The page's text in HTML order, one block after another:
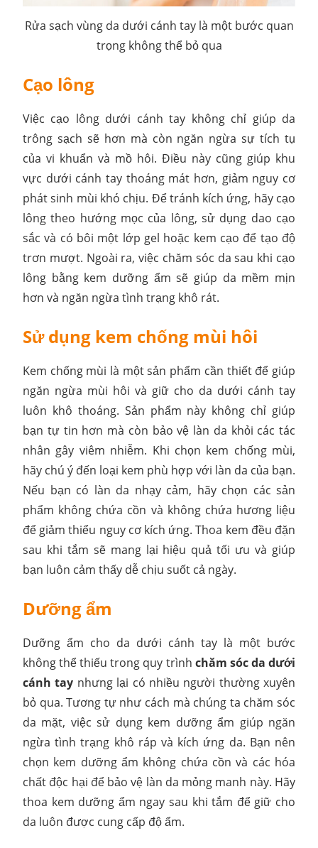
Rửa sạch vùng da dưới cánh tay là một bước quan
trọng không thể bỏ qua
Cạo lông
Việc cạo lông dưới cánh tay không chỉ giúp da
trông sạch sẽ hơn mà còn ngăn ngừa sự tích tụ
của vi khuẩn và mồ hôi. Điều này cũng giúp khu
vực dưới cánh tay thoáng mát hơn, giảm nguy cơ
phát sinh mùi khó chịu. Để tránh kích ứng, hãy cạo
lông theo hướng mọc của lông, sử dụng dao cạo
sắc và có bôi một lớp gel hoặc kem cạo để tạo độ
trơn mượt. Ngoài ra, việc chăm sóc da sau khi cạo
lông bằng kem dưỡng ẩm sẽ giúp da mềm mịn
hơn và ngăn ngừa tình trạng khô rát.
Sử dụng kem chống mùi hôi
Kem chống mùi là một sản phẩm cần thiết để giúp
ngăn ngừa mùi hôi và giữ cho da dưới cánh tay
luôn khô thoáng. Sản phẩm này không chỉ giúp
bạn tự tin hơn mà còn bảo vệ làn da khỏi các tác
nhân gây viêm nhiễm. Khi chọn kem chống mùi,
hãy chú ý đến loại kem phù hợp với làn da của bạn.
Nếu bạn có làn da nhạy cảm, hãy chọn các sản
phẩm không chứa cồn và không chứa hương liệu
để giảm thiểu nguy cơ kích ứng. Thoa kem đều đặn
sau khi tắm sẽ mang lại hiệu quả tối ưu và giúp
bạn luôn cảm thấy dễ chịu suốt cả ngày.
Dưỡng ẩm
Dưỡng ẩm cho da dưới cánh tay là một bước
không thể thiếu trong quy trình chăm sóc da dưới
cánh tay nhưng lại có nhiều người thường xuyên
bỏ qua. Tương tự như cách mà chúng ta chăm sóc
da mặt, việc sử dụng kem dưỡng ẩm giúp ngăn
ngừa tình trạng khô ráp và kích ứng da. Bạn nên
chọn kem dưỡng ẩm không chứa cồn và các hóa
chất độc hại để bảo vệ làn da mỏng manh này. Hãy
thoa kem dưỡng ẩm ngay sau khi tắm để giữ cho
da luôn được cung cấp độ ẩm.